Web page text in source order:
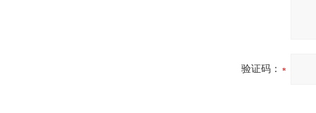
验证码：